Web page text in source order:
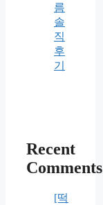
름
솔
직
후
기
Recent
Comments
[떡